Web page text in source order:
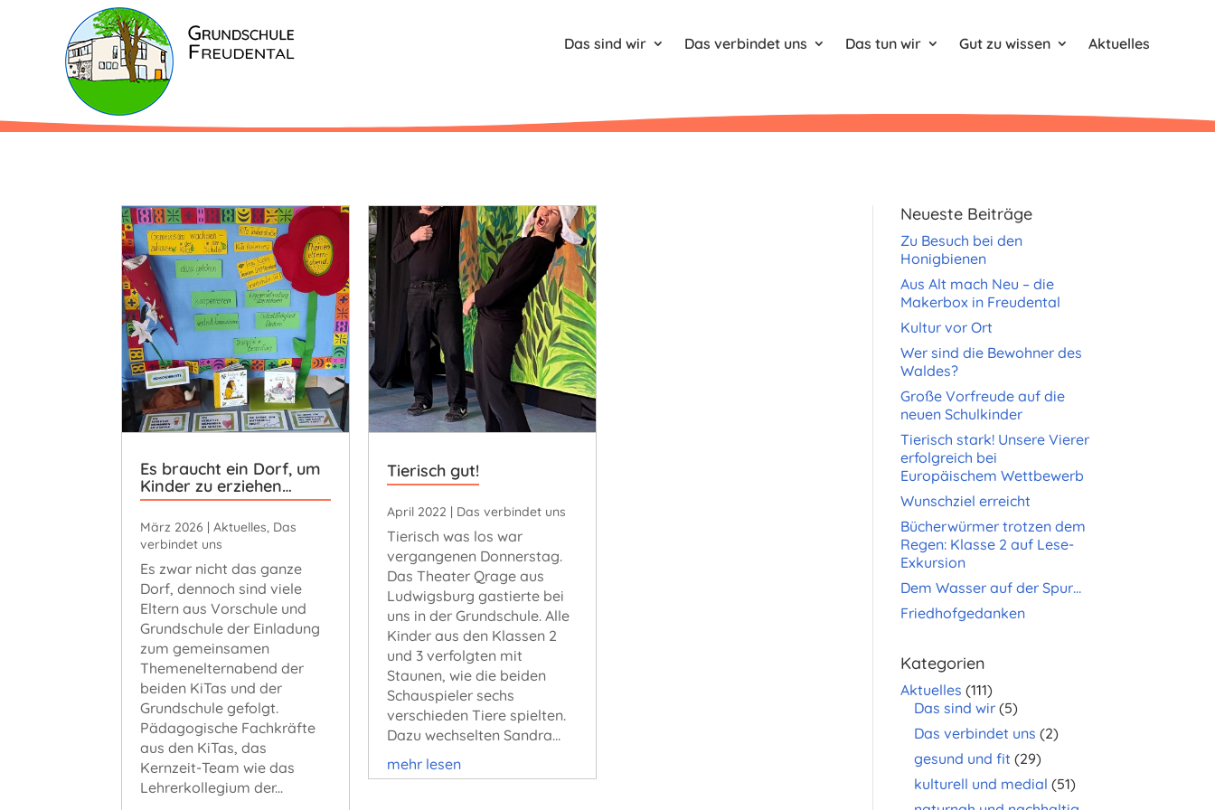
Das sind wir Das verbindet uns Das tun wir Gut zu wissen Aktuelles
Es braucht ein Dorf, um
Kinder zu erziehen…
März 2026 |Aktuelles, Das
verbindet uns
Es zwar nicht das ganze
Dorf, dennoch sind viele
Eltern aus Vorschule und
Grundschule der Einladung
zum gemeinsamen
Themenelternabend der
beiden KiTas und der
Grundschule gefolgt.
Pädagogische Fachkräfte
aus den KiTas, das
Kernzeit-Team wie das
Lehrerkollegium der...
Tierisch gut!
April 2022 Das verbindet uns
Tierisch was los war
vergangenen Donnerstag.
Das Theater Qrage aus
Ludwigsburg gastierte bei
uns in der Grundschule. Alle
Kinder aus den Klassen 2
und 3 verfolgten mit
Staunen, wie die beiden
Schauspieler sechs
verschieden Tiere spielten.
Dazu wechselten Sandra...
mehr lesen
Neueste Beiträge
Zu Besuch bei den
Honigbienen
Aus Alt mach Neu – die
Makerbox in Freudental
Kultur vor Ort
Wer sind die Bewohner des
Waldes?
Große Vorfreude auf die
neuen Schulkinder
Tierisch stark! Unsere Vierer
erfolgreich bei
Europäischem Wettbewerb
Wunschziel erreicht
Bücherwürmer trotzen dem
Regen: Klasse 2 auf Lese-
Exkursion
Dem Wasser auf der Spur…
Friedhofgedanken
Kategorien
Aktuelles (111)
Das sind wir(5)
Das verbindet uns (2)
gesund und fit (29)
kulturell und medial (51)